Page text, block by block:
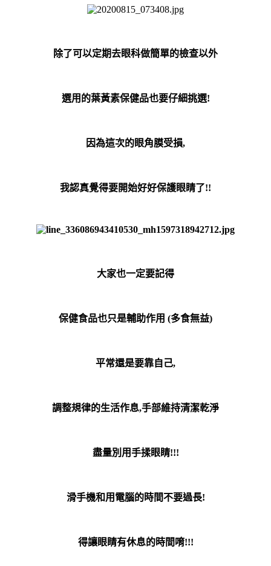
除了可以定期去眼科做簡單的檢查以外
選用的葉黃素保健品也要仔細挑選!
因為這次的眼角膜受損,
我認真覺得要開始好好保護眼睛了!!
大家也一定要記得
保健食品也只是輔助作用 (多食無益)
平常還是要靠自己,
調整規律的生活作息,手部維持清潔乾淨
盡量別用手揉眼睛!!!
滑手機和用電腦的時間不要過長!
得讓眼睛有休息的時間唷!!!